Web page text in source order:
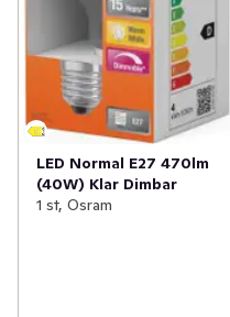
LED Normal E27 470lm
(40W) Klar Dimbar
1 st, Osram